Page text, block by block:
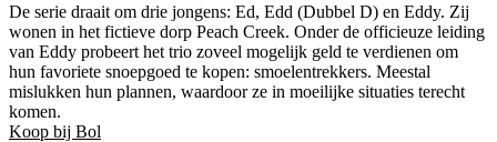
De serie draait om drie jongens: Ed, Edd (Dubbel D) en Eddy. Zij
wonen in het fictieve dorp Peach Creek. Onder de officieuze leiding
van Eddy probeert het trio zoveel mogelijk geld te verdienen om
hun favoriete snoepgoed te kopen: smoelentrekkers. Meestal
mislukken hun plannen, waardoor ze in moeilijke situaties terecht
komen.
Koop bij Bol